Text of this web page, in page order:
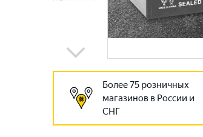
Более 75 розничных
магазинов в России и
СНГ